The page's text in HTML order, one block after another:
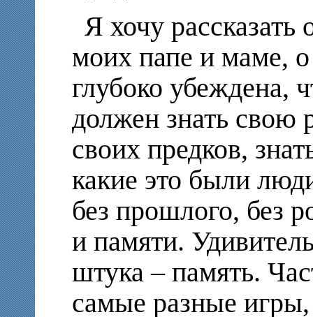
Я хочу рассказать
моих папе и маме,
глубоко убеждена,
должен знать свою
своих предков,
какие это были
без прошлого, без
и памяти.
штука – память.
самые разные